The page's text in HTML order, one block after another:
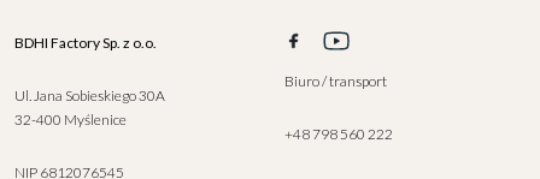
BDHI Factory Sp. z o.o.
Ul. Jana Sobieskiego 30A
32-400 Myślenice
NIP 6812076545
Biuro / transport
+48 798 560 222